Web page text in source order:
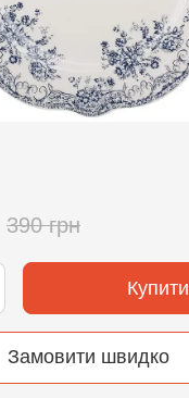
390 грн
Купити
Замовити швидко